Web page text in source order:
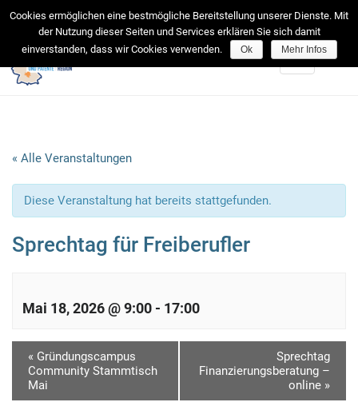
facebook
Toggle
« Alle Veranstaltungen
Diese Veranstaltung hat bereits stattgefunden.
Sprechtag für Freiberufler
Mai 18, 2026 @ 9:00 - 17:00
r
« Gründungscampus
Community Stammtisch
Mai
Sprechtag
Finanzierungsberatung –
online »
Cookies ermöglichen eine bestmögliche Bereitstellung unserer Dienste. Mit
der Nutzung dieser Seiten und Services erklären Sie sich damit
einverstanden, dass wir Cookies verwenden.
Ok Mehr Infos